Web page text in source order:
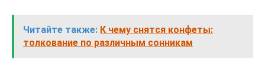
Читайте также: К чему снятся конфеты:
толкование по различным сонникам